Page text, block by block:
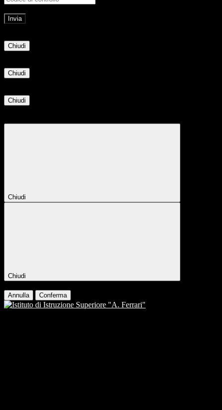
Chiudi
Chiudi
Chiudi
Chiudi
Chiudi
Annulla Conferma